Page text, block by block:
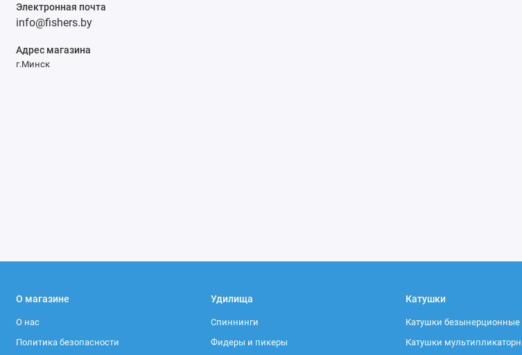
Электронная почта
info@fishers.by
Адрес магазина
г.Минск
О магазине
О нас
Политика безопасности
Удилища
Спиннинги
Фидеры и пикеры
Катушки
Катушки безынерционные
Катушки